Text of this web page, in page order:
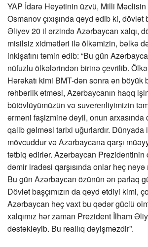
YAP İdarə Heyətinin üzvü, Milli Məclisin
Osmanov çıxışında qeyd edib ki, dövlət
Əliyev 20 il ərzində Azərbaycan xalqı,
misilsiz xidmətləri ilə ölkəmizin, bəlkə
inkişafını təmin edib: “Bu gün
nüfuzlu ölkələrindən birinə çevrilib.
Hərəkatı kimi BMT-dən sonra ən böyük
rəhbərlik etməsi, Azərbaycanın haqq
bütövlüyümüzün və suverenliyimizin
erməni faşizminə deyil, onun
qalib gəlməsi tarixi uğurlardır. Dünyada
mövcuddur və Azərbaycana qarşı
tətbiq edirlər. Azərbaycan Prezidentinin
dəmir iradəsi qarşısında onlar heç
Bu gün Azərbaycan özünün ən parlaq
Dövlət başçımızın da qeyd etdiyi kimi,
Azərbaycan heç vaxt bu qədər güclü
xalqımız hər zaman Prezident İlham
dəstəkləyib. Bu reallıq dəyişməzdir”.